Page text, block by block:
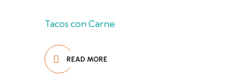
Tacos con Carne
READ MORE